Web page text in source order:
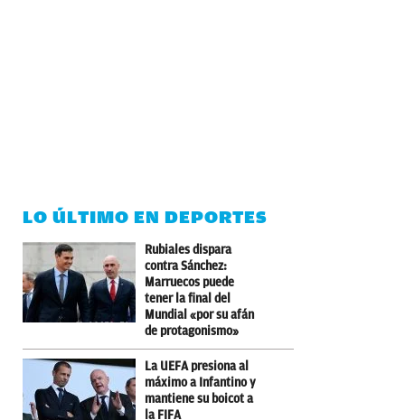
LO ÚLTIMO EN DEPORTES
Rubiales dispara
contra Sánchez:
Marruecos puede
tener la final del
Mundial «por su afán
de protagonismo»
La UEFA presiona al
máximo a Infantino y
mantiene su boicot a
la FIFA